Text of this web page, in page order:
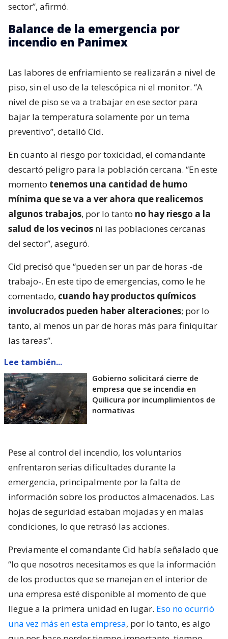
sector”, afirmó.
Balance de la emergencia por
incendio en Panimex
Las labores de enfriamiento se realizarán a nivel de
piso, sin el uso de la telescópica ni el monitor. “A
nivel de piso se va a trabajar en ese sector para
bajar la temperatura solamente por un tema
preventivo”, detalló Cid.
En cuanto al riesgo por toxicidad, el comandante
descartó peligro para la población cercana. “En este
momento tenemos una cantidad de humo
mínima que se va a ver ahora que realicemos
algunos trabajos, por lo tanto no hay riesgo a la
salud de los vecinos ni las poblaciones cercanas
del sector”, aseguró.
Cid precisó que “pueden ser un par de horas -de
trabajo-. En este tipo de emergencias, como le he
comentado, cuando hay productos químicos
involucrados pueden haber alteraciones; por lo
tanto, al menos un par de horas más para finiquitar
las tareas”.
Lee también...
Gobierno solicitará cierre de
empresa que se incendia en
Quilicura por incumplimientos de
normativas
Pese al control del incendio, los voluntarios
enfrentaron serias dificultades durante la
emergencia, principalmente por la falta de
información sobre los productos almacenados. Las
hojas de seguridad estaban mojadas y en malas
condiciones, lo que retrasó las acciones.
Previamente el comandante Cid había señalado que
“lo que nosotros necesitamos es que la información
de los productos que se manejan en el interior de
una empresa esté disponible al momento de que
llegue a la primera unidad en lugar. Eso no ocurrió
una vez más en esta empresa, por lo tanto, es algo